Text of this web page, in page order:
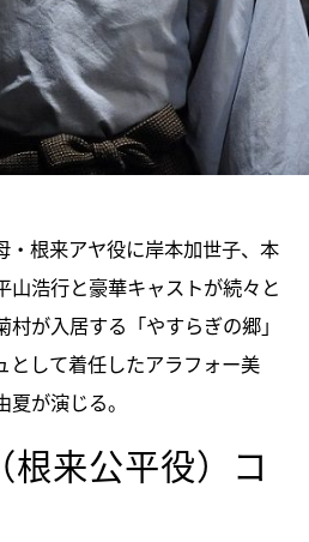
・根来アヤ役に岸本加世子、本
山浩行と豪華キャストが続々と
が入居する「やすらぎの郷」
として着任したアラフォー美
が演じる。
来公平役）コ